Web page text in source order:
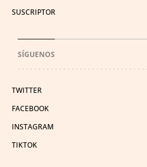
SUSCRIPTOR
SÍGUENOS
TWITTER
FACEBOOK
INSTAGRAM
TIKTOK